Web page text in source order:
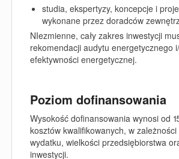
studia, ekspertyzy, koncepcje i
wykonane przez doradców
NIezmienne, cały zakres inwestycji
rekomendacji audytu energetycznego
efektywności energetycznej.
Poziom dofinansowania
Wysokość dofinansowania wynosi od
kosztów kwalifikowanych, w
wydatku, wielkości przedsiębiorstwa
inwestycji.